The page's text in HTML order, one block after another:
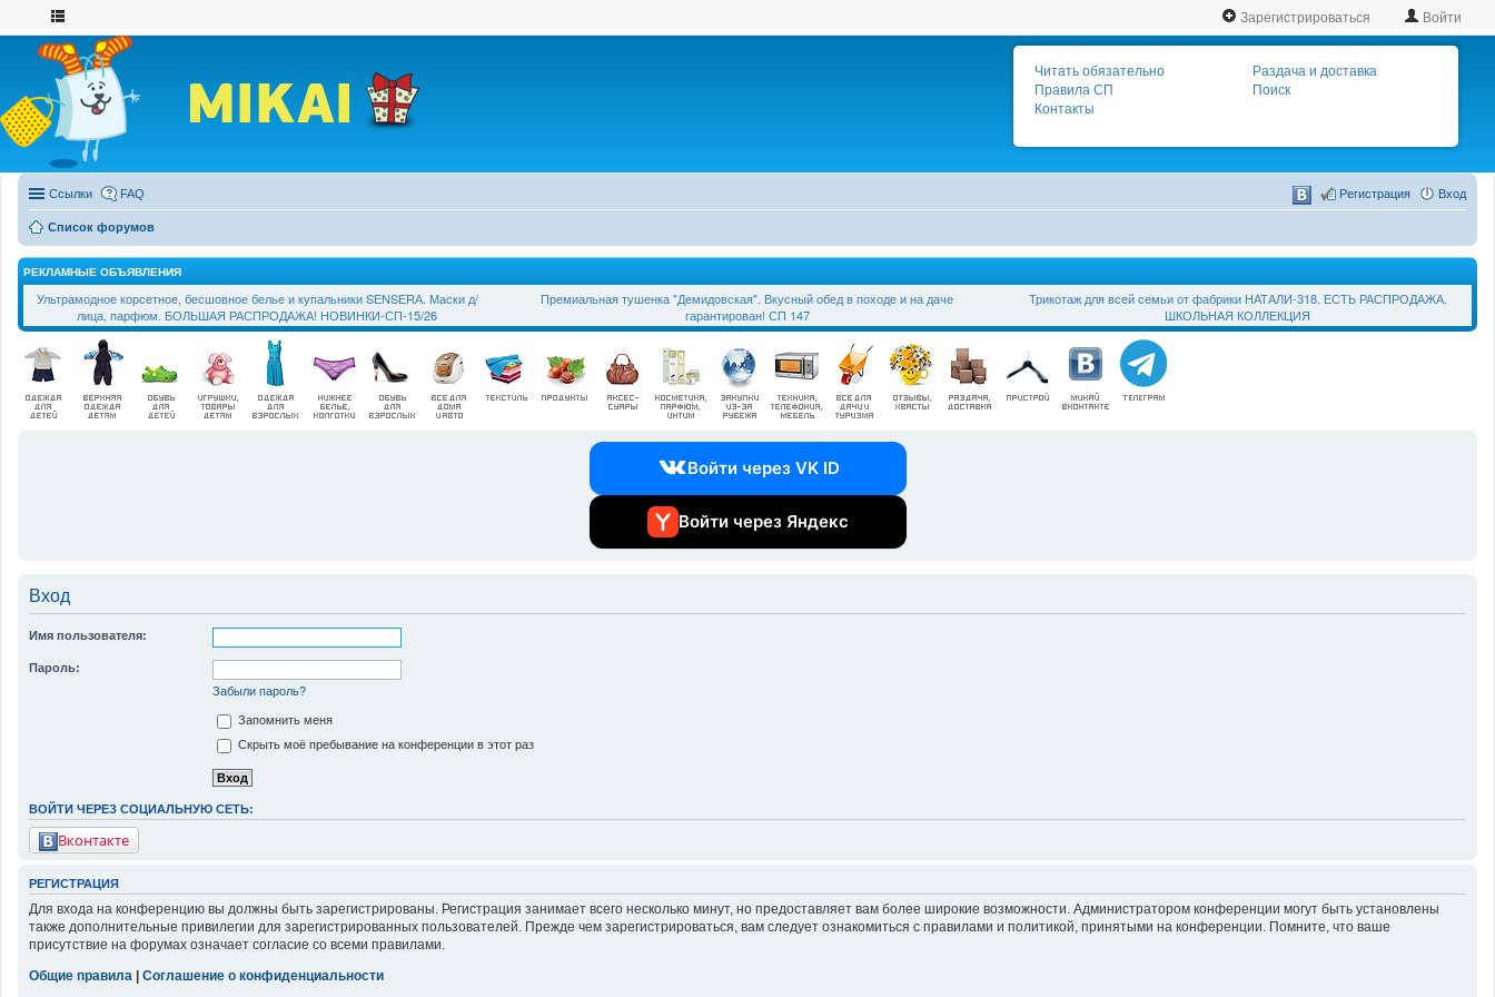
Зарегистрироваться Войти
Читать обязательно
Правила СП
Контакты
Раздача и доставка
Поиск
Ссылки FAQ Вход
Регистрация
Список форумов
РЕКЛАМНЫЕ ОБЪЯВЛЕНИЯ
Ультрамодное корсетное, бесшовное белье и купальники SЕNSЕRА. Маски д/
лица, парфюм. БОЛЬШАЯ РАСПРОДАЖА! НОВИНКИ-СП-15/26
Премиальная тушенка "Демидовская". Вкусный обед в походе и на даче
гарантирован! СП 147
Трикотаж для всей семьи от фабрики НАТАЛИ-318. ЕСТЬ РАСПРОДАЖА.
ШКОЛЬНАЯ КОЛЛЕКЦИЯ
Войти через VK ID
Войти через Яндекс
Вход
Имя пользователя:
Пароль:
Забыли пароль?
Запомнить меня
Скрыть моё пребывание на конференции в этот раз
ВОЙТИ ЧЕРЕЗ СОЦИАЛЬНУЮ СЕТЬ:
Вконтакте
РЕГИСТРАЦИЯ
Для входа на конференцию вы должны быть зарегистрированы. Регистрация занимает всего несколько минут, но предоставляет вам более широкие возможности. Администратором конференции могут быть установлены
также дополнительные привилегии для зарегистрированных пользователей. Прежде чем зарегистрироваться, вам следует ознакомиться с правилами и политикой, принятыми на конференции. Помните, что ваше
присутствие на форумах означает согласие со всеми правилами.
Общие правила
Соглашение о конфиденциальности